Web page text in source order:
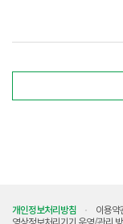
개인정보처리방침 이용약